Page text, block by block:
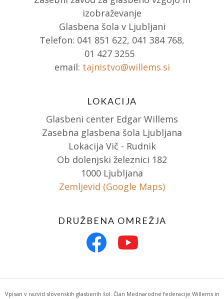
izobraževanje
Glasbena šola v Ljubljani
Telefon: 041 851 622, 041 384 768,
01 427 3255
email: tajnistvo@willems.si
LOKACIJA
Glasbeni center Edgar Willems
Zasebna glasbena šola Ljubljana
Lokacija Vič - Rudnik
Ob dolenjski železnici 182
1000 Ljubljana
Zemljevid (Google Maps)
DRUŽBENA OMREŽJA
Vpisan v razvid slovenskih glasbenih šol. Član Mednarodne federacije Willems in